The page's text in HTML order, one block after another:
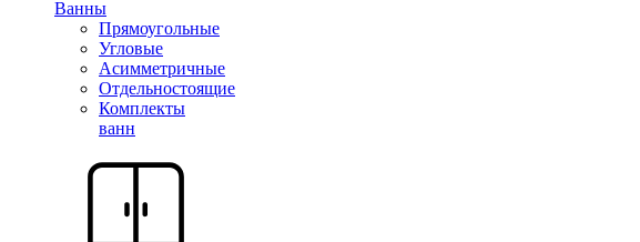
Ванны
Прямоугольные
Угловые
Асимметричные
Отдельностоящие
Комплекты
ванн